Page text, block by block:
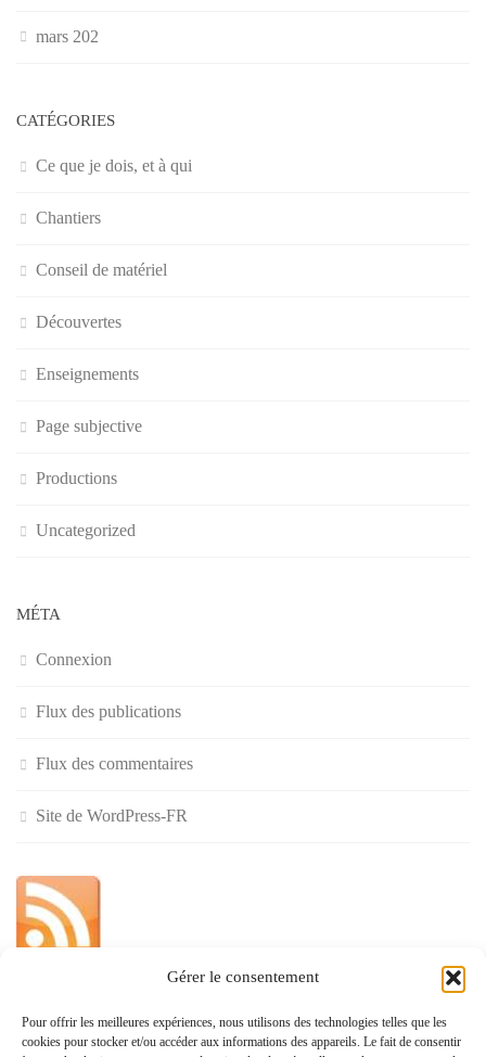
Gérer le consentement
Pour offrir les meilleures expériences, nous utilisons des technologies telles que les
cookies pour stocker et/ou accéder aux informations des appareils. Le fait de consentir
mars 202
CATÉGORIES
Ce que je dois, et à qui
Chantiers
Conseil de matériel
Découvertes
Enseignements
Page subjective
Productions
Uncategorized
MÉTA
Connexion
Flux des publications
Flux des commentaires
Site de WordPress-FR
»
Politique de confidentialité